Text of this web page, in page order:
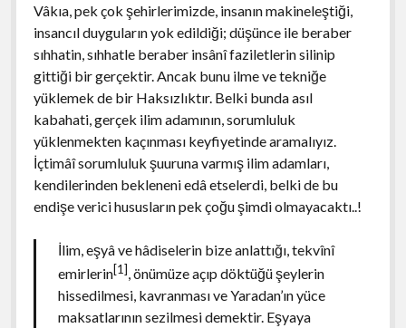
Vâkıa, pek çok şehirlerimizde, insanın makineleştiği,
insancıl duyguların yok edildiği; düşünce ile beraber
sıhhatin, sıhhatle beraber insânî faziletlerin silinip
gittiği bir gerçektir. Ancak bunu ilme ve tekniğe
yüklemek de bir Haksızlıktır. Belki bunda asıl
kabahati, gerçek ilim adamının, sorumluluk
yüklenmekten kaçınması keyfiyetinde aramalıyız.
İçtimâî sorumluluk şuuruna varmış ilim adamları,
kendilerinden bekleneni edâ etselerdi, belki de bu
endişe verici hususların pek çoğu şimdi olmayacaktı..!
İlim, eşyâ ve hâdiselerin bize anlattığı, tekvînî
emirlerin[1], önümüze açıp döktüğü şeylerin
hissedilmesi, kavranması ve Yaradan’ın yüce
maksatlarının sezilmesi demektir. Eşyaya